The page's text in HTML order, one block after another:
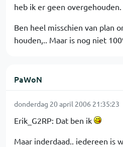
heb ik er geen overgehouden.
Ben heel misschien van plan
houden,.. Maar is nog niet
PaWoN
donderdag 20 april 2006 21:35:23
Erik_G2RP: Dat ben ik
Maar inderdaad.. iedereen is